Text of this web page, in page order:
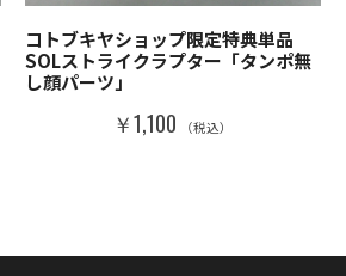
コトブキヤショップ限定特典単品
SOLストライクラプター「タンポ無
し顔パーツ」
￥1,100 （税込）